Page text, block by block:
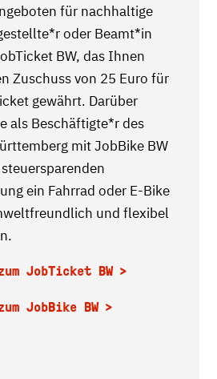
für nachhaltige
oder Beamt*in
BW, das Ihnen
Zuschuss von 25 Euro für
gewährt. Darüber
als Beschäftigte*r des
mit JobBike BW
ein Fahrrad oder E-Bike
und flexibel
JobTicket BW
JobBike BW